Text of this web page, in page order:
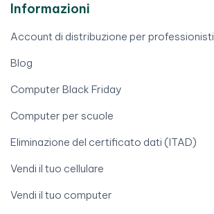
Informazioni
Account di distribuzione per professionisti
Blog
Computer Black Friday
Computer per scuole
Eliminazione del certificato dati (ITAD)
Vendi il tuo cellulare
Vendi il tuo computer